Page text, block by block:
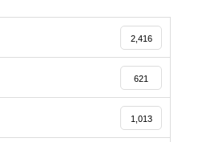
2,416
621
1,013